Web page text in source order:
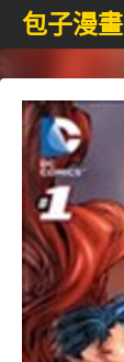
包子漫畫